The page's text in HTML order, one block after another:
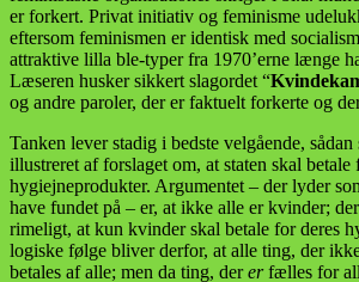
er forkert. Privat initiativ og feminisme
eftersom feminismen er identisk med
attraktive lilla ble-typer fra 1970’erne længe
Læseren husker sikkert slagordet “
og andre paroler, der er faktuelt forkerte og
Tanken lever stadig i bedste velgående,
illustreret af forslaget om, at staten skal
hygiejneprodukter. Argumentet – der lyder
have fundet på – er, at ikke alle er kvinder;
rimeligt, at kun kvinder skal betale for deres
logiske følge bliver derfor, at alle ting, der
betales af alle; men da ting, dererfælles for